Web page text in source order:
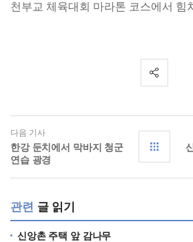
천부교 체육대회 마라톤 코스에서 힘
다음 기사
한강 둔치에서 막바지 청군
연습 광경
관련 글 읽기
신앙촌 주택 앞 감나무